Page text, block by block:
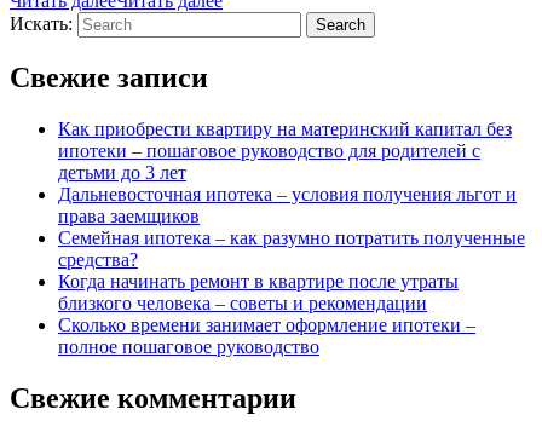
Искать:
Search
Свежие записи
Как приобрести квартиру на материнский капитал без
ипотеки – пошаговое руководство для родителей с
детьми до 3 лет
Дальневосточная ипотека – условия получения льгот и
права заемщиков
Семейная ипотека – как разумно потратить полученные
средства?
Когда начинать ремонт в квартире после утраты
близкого человека – советы и рекомендации
Сколько времени занимает оформление ипотеки –
полное пошаговое руководство
Свежие комментарии